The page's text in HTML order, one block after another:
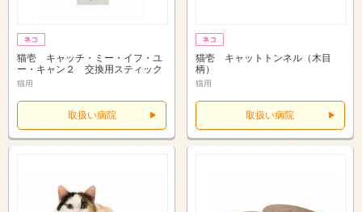
猫壱 キャッチ・ミー・イフ・ユ
ー・キャン２ 交換用スティック
猫用
取扱い病院
猫壱 キャットトンネル（木目
柄）
猫用
取扱い病院